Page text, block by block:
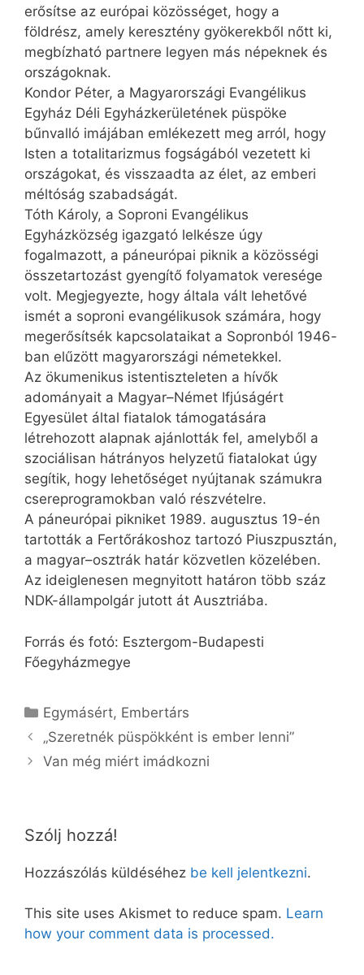
erősítse az európai közösséget, hogy a
földrész, amely keresztény gyökerekből nőtt ki,
megbízható partnere legyen más népeknek és
országoknak.
Kondor Péter, a Magyarországi Evangélikus
Egyház Déli Egyházkerületének püspöke
bűnvalló imájában emlékezett meg arról, hogy
Isten a totalitarizmus fogságából vezetett ki
országokat, és visszaadta az élet, az emberi
méltóság szabadságát.
Tóth Károly, a Soproni Evangélikus
Egyházközség igazgató lelkésze úgy
fogalmazott, a páneurópai piknik a közösségi
összetartozást gyengítő folyamatok veresége
volt. Megjegyezte, hogy általa vált lehetővé
ismét a soproni evangélikusok számára, hogy
megerősítsék kapcsolataikat a Sopronból 1946-
ban elűzött magyarországi németekkel.
Az ökumenikus istentiszteleten a hívők
adományait a Magyar–Német Ifjúságért
Egyesület által fiatalok támogatására
létrehozott alapnak ajánlották fel, amelyből a
szociálisan hátrányos helyzetű fiatalokat úgy
segítik, hogy lehetőséget nyújtanak számukra
csereprogramokban való részvételre.
A páneurópai pikniket 1989. augusztus 19-én
tartották a Fertőrákoshoz tartozó Piuszpusztán,
a magyar–osztrák határ közvetlen közelében.
Az ideiglenesen megnyitott határon több száz
NDK-állampolgár jutott át Ausztriába.
Forrás és fotó: Esztergom-Budapesti
Főegyházmegye
Kategória
Egymásért, Embertárs
„Szeretnék püspökként is ember lenni”
Van még miért imádkozni
Szólj hozzá!
Hozzászólás küldéséhez be kell jelentkezni.
This site uses Akismet to reduce spam. Learn
how your comment data is processed.